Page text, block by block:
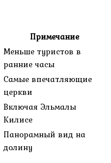
Примечание
Меньше туристов в
ранние часы
Самые впечатляющие
церкви
Включая Эльмалы
Килисе
Панорамный вид на
долину